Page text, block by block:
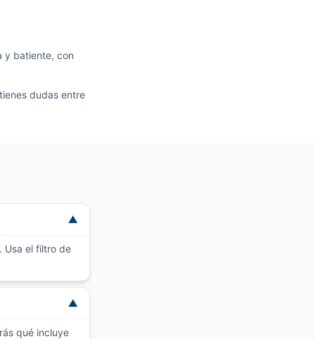
y batiente, con
dudas entre
▼
Usa el filtro de
▼
qué incluye